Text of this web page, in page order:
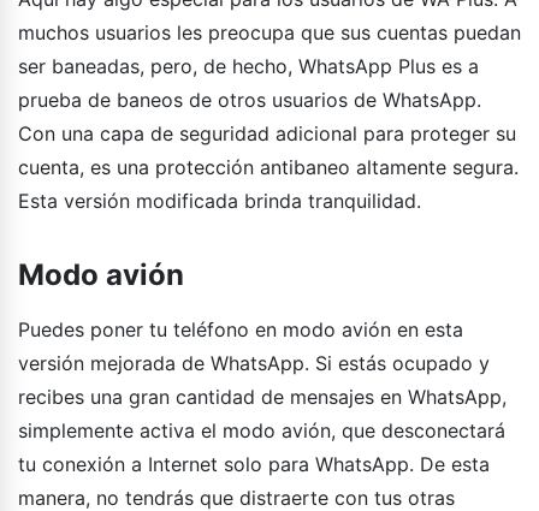
muchos usuarios les preocupa que sus cuentas puedan
ser baneadas, pero, de hecho, WhatsApp Plus es a
prueba de baneos de otros usuarios de WhatsApp.
Con una capa de seguridad adicional para proteger su
cuenta, es una protección antibaneo altamente segura.
Esta versión modificada brinda tranquilidad.
Modo avión
Puedes poner tu teléfono en modo avión en esta
versión mejorada de WhatsApp. Si estás ocupado y
recibes una gran cantidad de mensajes en WhatsApp,
simplemente activa el modo avión, que desconectará
tu conexión a Internet solo para WhatsApp. De esta
manera, no tendrás que distraerte con tus otras